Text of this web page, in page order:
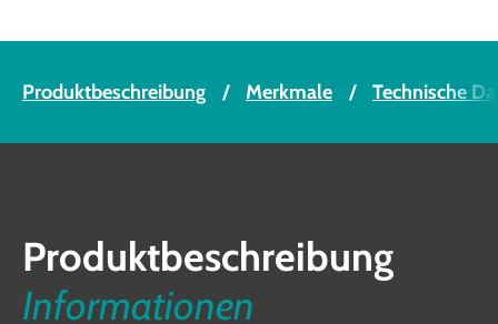
Produktbeschreibung Merkmale Technische
Produktbeschreibung
Informationen